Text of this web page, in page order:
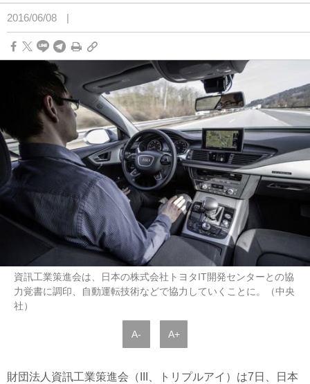
2016/06/08 |
資訊工業策進会は、日本の株式会社トヨタIT開発センターとの協
力覚書に調印、自動運転技術などで協力していくことに。（中央
社）
A- A+
財団法人資訊工業策進会（III、トリプルアイ）は7日、日本